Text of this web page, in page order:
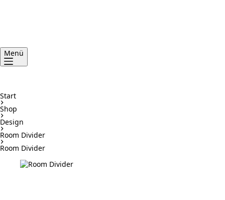
Menü
Start
Shop
Design
Room Divider
Room Divider